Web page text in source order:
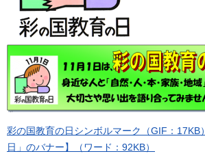
彩の国教育の日シンボルマーク（GIF：17KB）
日」のバナー】（ワード：92KB）